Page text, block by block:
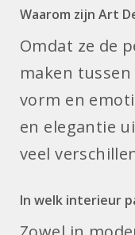
Waarom zijn Art
Omdat ze de
maken
vorm en
en elegantie
veel
In welk interieur